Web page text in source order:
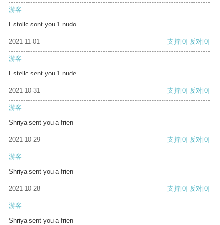
游客
Estelle sent you 1 nude
2021-11-01 支持[0] 反对[0]
游客
Estelle sent you 1 nude
2021-10-31 支持[0] 反对[0]
游客
Shriya sent you a frien
2021-10-29 支持[0] 反对[0]
游客
Shriya sent you a frien
2021-10-28 支持[0] 反对[0]
游客
Shriya sent you a frien